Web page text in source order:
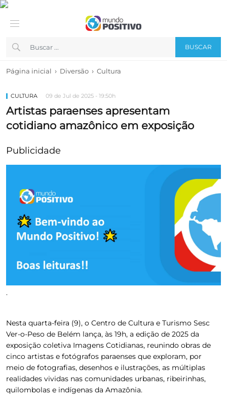
BUSCAR
Página inicial › Diversão › Cultura
CULTURA 09 de Jul de 2025 - 19:50h
Artistas paraenses apresentam
cotidiano amazônico em exposição
Publicidade
.
Nesta quarta-feira (9), o Centro de Cultura e Turismo Sesc
Ver-o-Peso de Belém lança, às 19h, a edição de 2025 da
exposição coletiva Imagens Cotidianas, reunindo obras de
cinco artistas e fotógrafos paraenses que exploram, por
meio de fotografias, desenhos e ilustrações, as múltiplas
realidades vividas nas comunidades urbanas, ribeirinhas,
quilombolas e indígenas da Amazônia.